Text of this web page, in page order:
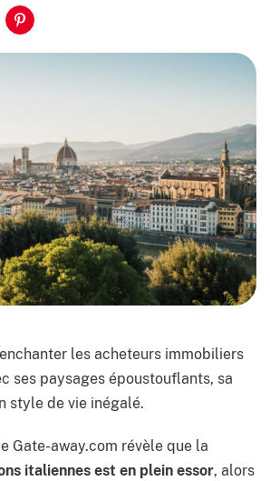
LinkedIn
sur X
Partager sur Pinterest
les acheteurs immobiliers
ses paysages époustouflants, sa
style de vie inégalé.
Gate-away.com révèle que la
italiennes est en plein essor, alors